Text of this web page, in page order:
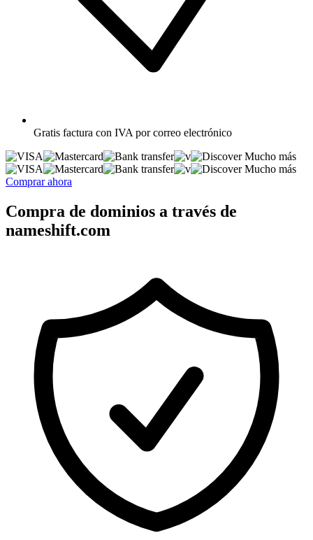
Gratis factura con IVA por correo electrónico
Mucho más
Mucho más
Comprar ahora
Compra de dominios a través de
nameshift.com